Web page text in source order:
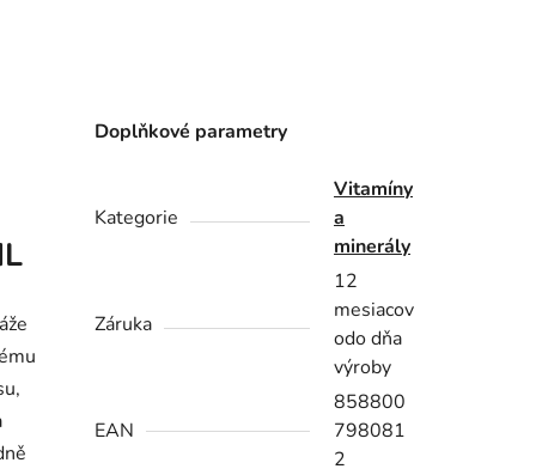
Doplňkové parametry
Kategorie
Vitamíny
a
minerály
Záruka
12
mesiacov
odo dňa
výroby
EAN
858800
798081
2